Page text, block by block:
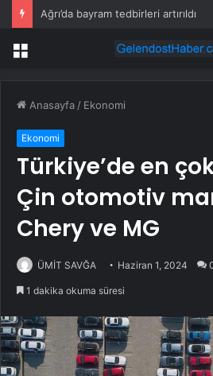
Ağrı’da bayram tedbirleri artırıldı
Menü
Anasayfa / Ekonomi
Ekonomi
Türkiye’de en
Çin otomotiv
Chery ve MG
ÜMİT SAVĞA Haziran 1, 2024
1 dakika okuma süresi